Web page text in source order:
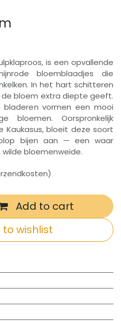
is een opvallende
bloemblaadjes die
In het hart schitteren
bloem extra diepte geeft.
bladeren vormen een mooi
Oorspronkelijk
Kaukasus, bloeit deze soort
bijen aan — een waar
bloemenweide.
Add to cart
to wishlist